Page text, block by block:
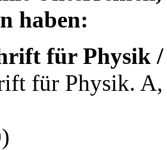
haben:
für Physik
für Physik.